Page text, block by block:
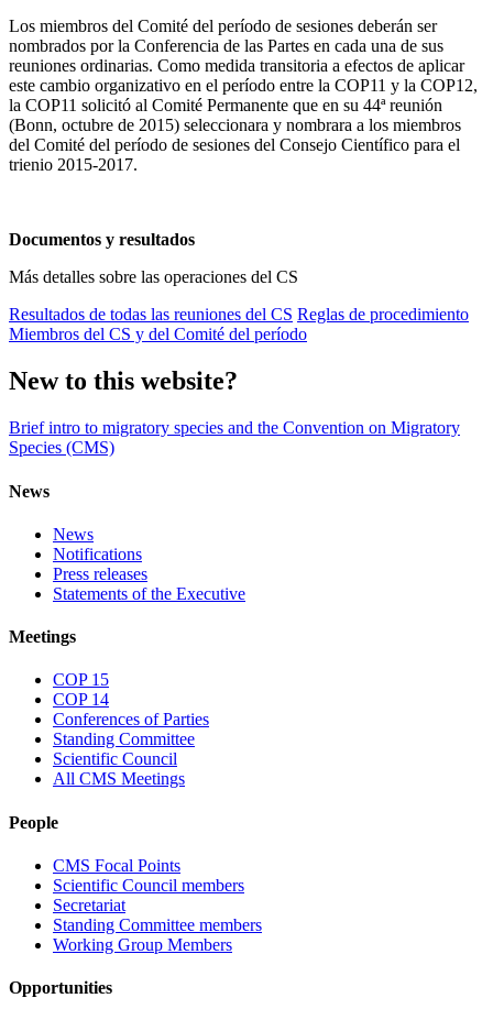
Los miembros del Comité del período de sesiones deberán ser
nombrados por la Conferencia de las Partes en cada una de sus
reuniones ordinarias. Como medida transitoria a efectos de aplicar
este cambio organizativo en el período entre la COP11 y la COP12,
la COP11 solicitó al Comité Permanente que en su 44ª reunión
(Bonn, octubre de 2015) seleccionara y nombrara a los miembros
del Comité del período de sesiones del Consejo Científico para el
trienio 2015-2017.
Documentos y resultados
Más detalles sobre las operaciones del CS
Resultados de todas las reuniones del CS Reglas de procedimiento
Miembros del CS y del Comité del período
New to this website?
Brief intro to migratory species and the Convention on Migratory
Species (CMS)
News
News
Notifications
Press releases
Statements of the Executive
Meetings
COP 15
COP 14
Conferences of Parties
Standing Committee
Scientific Council
All CMS Meetings
People
CMS Focal Points
Scientific Council members
Secretariat
Standing Committee members
Working Group Members
Opportunities